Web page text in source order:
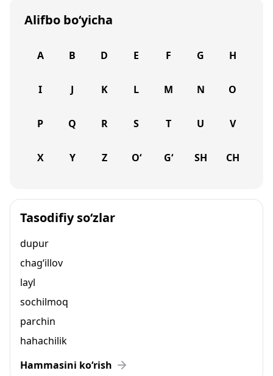
Alifbo bo‘yicha
A B D E F G H
I J K L M N O
P Q R S T U V
X Y Z O‘ G‘ SH CH
Tasodifiy so‘zlar
dupur
chag‘illov
layl
sochilmoq
parchin
hahachilik
Hammasini ko‘rish